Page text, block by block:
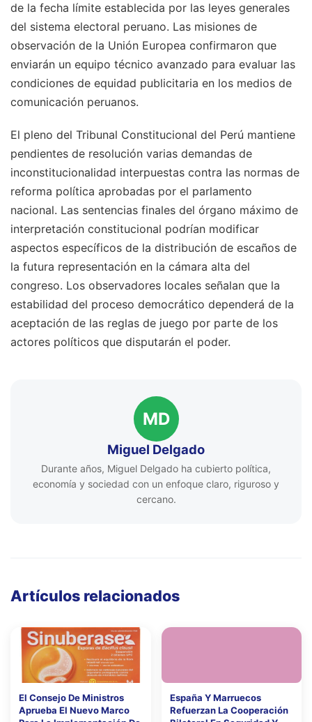
de la fecha límite establecida por las leyes generales
del sistema electoral peruano. Las misiones de
observación de la Unión Europea confirmaron que
enviarán un equipo técnico avanzado para evaluar las
condiciones de equidad publicitaria en los medios de
comunicación peruanos.
El pleno del Tribunal Constitucional del Perú mantiene
pendientes de resolución varias demandas de
inconstitucionalidad interpuestas contra las normas de
reforma política aprobadas por el parlamento
nacional. Las sentencias finales del órgano máximo de
interpretación constitucional podrían modificar
aspectos específicos de la distribución de escaños de
la futura representación en la cámara alta del
congreso. Los observadores locales señalan que la
estabilidad del proceso democrático dependerá de la
aceptación de las reglas de juego por parte de los
actores políticos que disputarán el poder.
MD
Miguel Delgado
Durante años, Miguel Delgado ha cubierto política,
economía y sociedad con un enfoque claro, riguroso y
cercano.
Artículos relacionados
El Consejo De Ministros
Aprueba El Nuevo Marco
España Y Marruecos
Refuerzan La Cooperación